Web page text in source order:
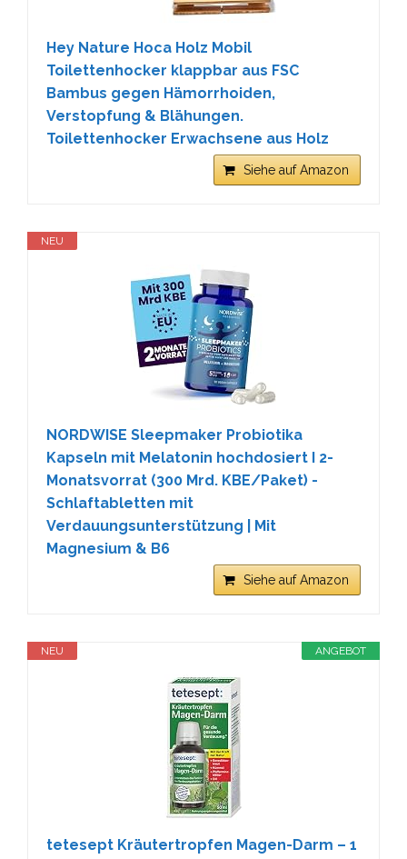
Hey Nature Hoca Holz Mobil
Toilettenhocker klappbar aus FSC
Bambus gegen Hämorrhoiden,
Verstopfung & Blähungen.
Toilettenhocker Erwachsene aus Holz
Siehe auf Amazon
NEU
NORDWISE Sleepmaker Probiotika
Kapseln mit Melatonin hochdosiert I 2-
Monatsvorrat (300 Mrd. KBE/Paket) -
Schlaftabletten mit
Verdauungsunterstützung | Mit
Magnesium & B6
Siehe auf Amazon
ANGEBOT
NEU
tetesept Kräutertropfen Magen-Darm – 1